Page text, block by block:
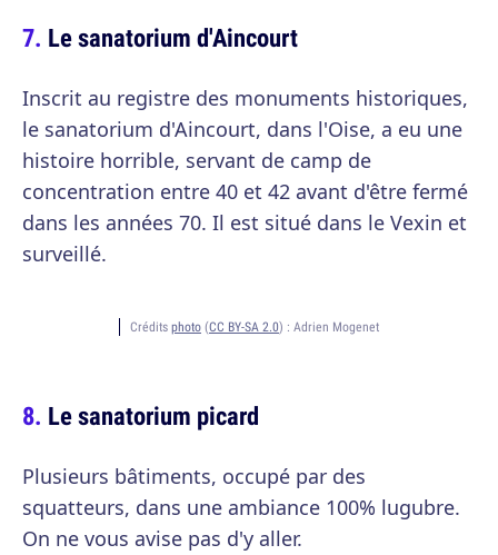
Le sanatorium d'Aincourt
Inscrit au registre des monuments historiques,
le sanatorium d'Aincourt, dans l'Oise, a eu une
histoire horrible, servant de camp de
concentration entre 40 et 42 avant d'être fermé
dans les années 70. Il est situé dans le Vexin et
surveillé.
Crédits photo (CC BY-SA 2.0) : Adrien Mogenet
Le sanatorium picard
Plusieurs bâtiments, occupé par des
squatteurs, dans une ambiance 100% lugubre.
On ne vous avise pas d'y aller.